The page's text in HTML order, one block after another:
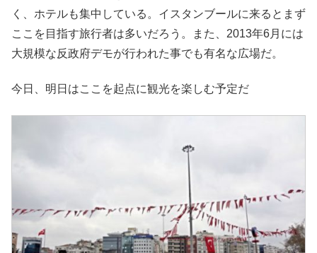
く、ホテルも集中している。イスタンブールに来るとまず
ここを目指す旅行者は多いだろう。また、2013年6月には
大規模な反政府デモが行われた事でも有名な広場だ。
今日、明日はここを起点に観光を楽しむ予定だ